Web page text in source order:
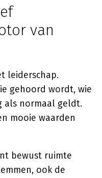
van
leiderschap.
gehoord wordt, wie
als normaal geldt.
mooie waarden
bewust ruimte
ook de